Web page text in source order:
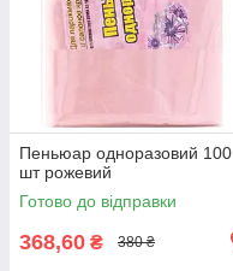
Пеньюар одноразовий 100
шт рожевий
Готово до відправки
368,60 ₴ 380 ₴